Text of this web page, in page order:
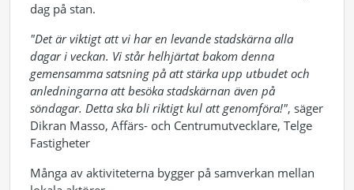
dag på stan.
"Det är viktigt att vi har en levande stadskärna alla
dagar i veckan. Vi står helhjärtat bakom denna
gemensamma satsning på att stärka upp utbudet och
anledningarna att besöka stadskärnan även på
söndagar. Detta ska bli riktigt kul att genomföra!", säger
Dikran Masso, Affärs- och Centrumutvecklare, Telge
Fastigheter
Många av aktiviteterna bygger på samverkan mellan